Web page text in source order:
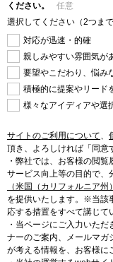
ください。
任意
選択してください（2つまで
対応が迅速・的確
親しみやすい雰囲気が
要望やこだわり、悩み
積極的に提案やリード
様々なアイディアや選
サイトのご利用について、
頂き、よろしければ「同意
・弊社では、お客様の閲
サービス向上等の目的で、
（米国（カリフォルニア
を提供いたします。※当該
応する措置をすべて講じて
・当ページにご入力いた
ナーのご案内、メールマガ
が考える情報を、お客様に